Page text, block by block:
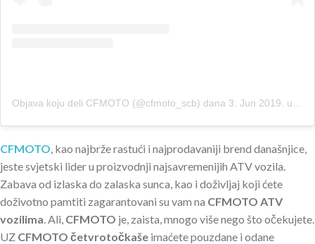
Objava koju deli CFMOTO (@cfmoto_scb) dana 3. Jun 2019. u 11:10 PDT
CFMOTO , kao najbrže rastući i najprodavaniji brend današnjice,
jeste svjetski lider u proizvodnji najsavremenijih ATV vozila.
Zabava od izlaska do zalaska sunca, kao i doživljaj koji ćete
doživotno pamtiti zagarantovani su vam na CFMOTO ATV
vozilima . Ali, CFMOTO je, zaista, mnogo više nego što očekujete.
UZ CFMOTO četvrotočkaše imaćete pouzdane i odane